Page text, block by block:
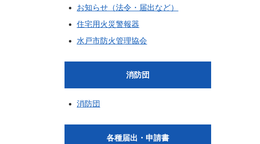
お知らせ（法令・届出など）
住宅用火災警報器
水戸市防火管理協会
消防団
消防団
各種届出・申請書